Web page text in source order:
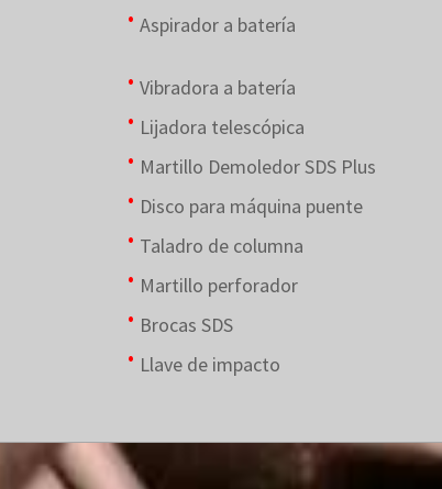
Aspirador a batería
Vibradora a batería
Lijadora telescópica
Martillo Demoledor SDS Plus
Disco para máquina puente
Taladro de columna
Martillo perforador
Brocas SDS
Llave de impacto